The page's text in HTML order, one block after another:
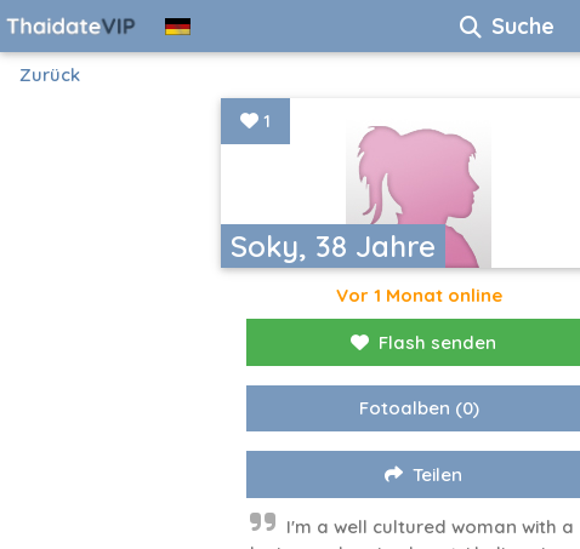
Suche
Zurück
Soky, 38 Jahre
1
Vor 1 Monat online
Flash senden
Fotoalben (0)
Teilen
I'm a well cultured woman with a